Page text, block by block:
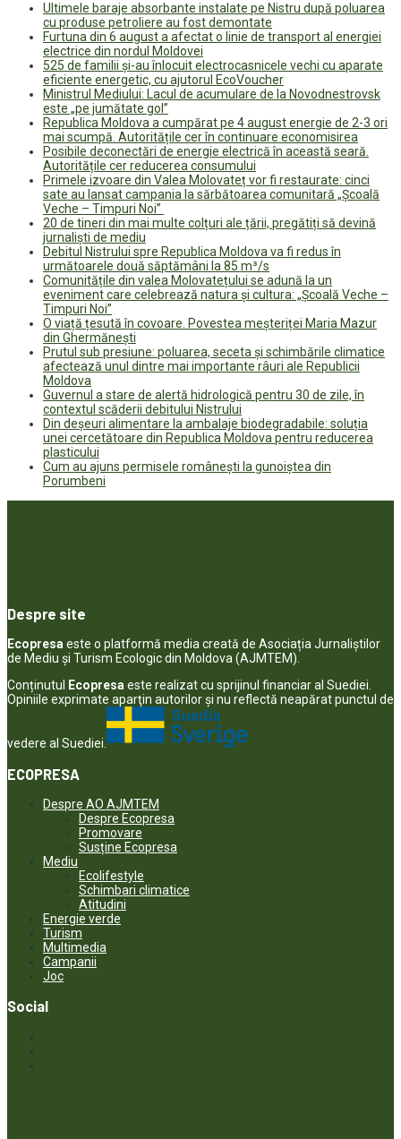
Ultimele baraje absorbante instalate pe Nistru după poluarea
cu produse petroliere au fost demontate
Furtuna din 6 august a afectat o linie de transport al energiei
electrice din nordul Moldovei
525 de familii și-au înlocuit electrocasnicele vechi cu aparate
eficiente energetic, cu ajutorul EcoVoucher
Ministrul Mediului: Lacul de acumulare de la Novodnestrovsk
este „pe jumătate gol”
Republica Moldova a cumpărat pe 4 august energie de 2-3 ori
mai scumpă. Autoritățile cer în continuare economisirea
Posibile deconectări de energie electrică în această seară.
Autoritățile cer reducerea consumului
Primele izvoare din Valea Molovateț vor fi restaurate: cinci
sate au lansat campania la sărbătoarea comunitară „Școală
Veche – Timpuri Noi”
20 de tineri din mai multe colțuri ale țării, pregătiți să devină
jurnaliști de mediu
Debitul Nistrului spre Republica Moldova va fi redus în
următoarele două săptămâni la 85 m³/s
Comunitățile din valea Molovatețului se adună la un
eveniment care celebrează natura și cultura: „Școală Veche –
Timpuri Noi”
O viață țesută în covoare. Povestea meșteriței Maria Mazur
din Ghermănești
Prutul sub presiune: poluarea, seceta și schimbările climatice
afectează unul dintre mai importante râuri ale Republicii
Moldova
Guvernul a stare de alertă hidrologică pentru 30 de zile, în
contextul scăderii debitului Nistrului
Din deșeuri alimentare la ambalaje biodegradabile: soluția
unei cercetătoare din Republica Moldova pentru reducerea
plasticului
Cum au ajuns permisele românești la gunoiștea din
Porumbeni
Despre site
Ecopresa este o platformă media creată de Asociația Jurnaliștilor
de Mediu și Turism Ecologic din Moldova (AJMTEM).
Conținutul
Ecopresa este realizat cu sprijinul financiar al Suediei.
Opiniile exprimate aparţin autorilor şi nu reflectă neapărat punctul de
vedere al Suediei.
ECOPRESA
Despre AO AJMTEM
Despre Ecopresa
Promovare
Susține Ecopresa
Mediu
Ecolifestyle
Schimbari climatice
Atitudini
Energie verde
Turism
Multimedia
Campanii
Joc
Social